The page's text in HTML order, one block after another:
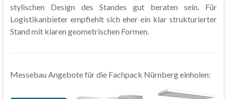
stylischen Design des Standes gut beraten sein. Für
Logistikanbieter empfiehlt sich eher ein klar strukturierter
Stand mit klaren geometrischen Formen.
Messebau Angebote für die Fachpack Nürnberg einholen: